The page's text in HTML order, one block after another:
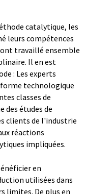
catalytique, les
leurs compétences
travaillé ensemble
Il en est
: Les experts
technologique
classes de
des études de
clients de l'industrie
réactions
impliquées.
en
utilisées dans
limites. De plus en